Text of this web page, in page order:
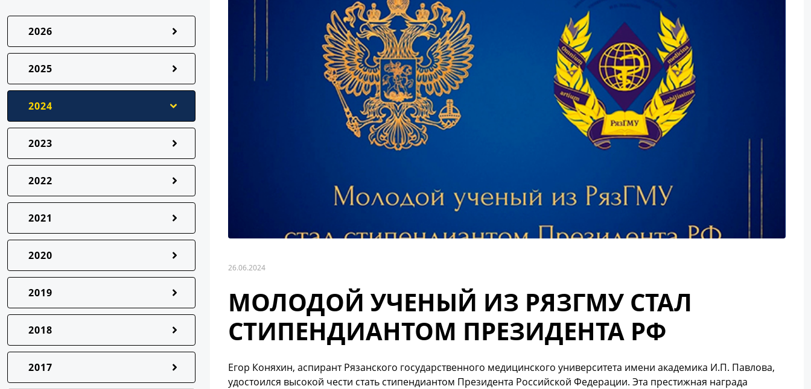
2026
2025
2024
2023
2022
2021
2020
2019
2018
2017
26.06.2024
МОЛОДОЙ УЧЕНЫЙ ИЗ РЯЗГМУ СТАЛ
СТИПЕНДИАНТОМ ПРЕЗИДЕНТА РФ
Егор Коняхин, аспирант Рязанского государственного медицинского университета имени академика И.П. Павлова,
удостоился высокой чести стать стипендиантом Президента Российской Федерации. Эта престижная награда